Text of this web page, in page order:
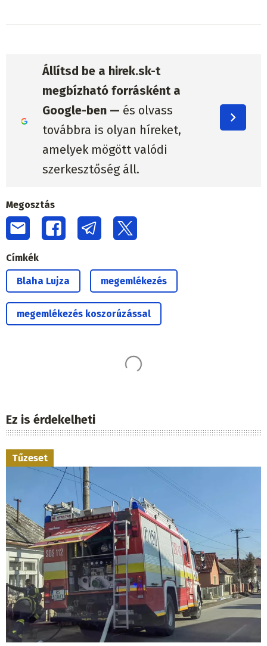
Állítsd be a hirek.sk-t
megbízható forrásként a
Google-ben — és olvass
továbbra is olyan híreket,
amelyek mögött valódi
szerkesztőség áll.
Megosztás
Címkék
Blaha Lujza megemlékezés
megemlékezés koszorúzással
Ez is érdekelheti
Tűzeset